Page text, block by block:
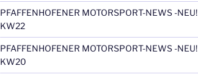
PFAFFENHOFENER MOTORSPORT-NEWS -NEU!
KW22
PFAFFENHOFENER MOTORSPORT-NEWS -NEU!
KW20